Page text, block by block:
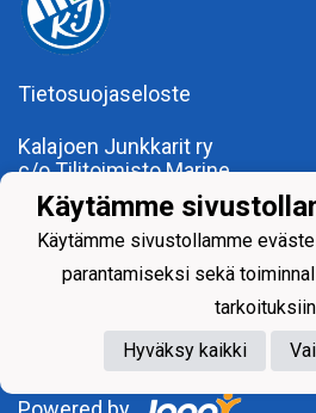
Tietosuojaseloste
Kalajoen Junkkarit ry
c/o Tilitoimisto Marine
Kalajoentie 34
85100 Kalajoki
Y-tunnus 0185922-0
Yhdistysrekisterinumero
Käytämme
Käytämme sivustollamme
parantamiseksi sekä
Hyväksy kaikki